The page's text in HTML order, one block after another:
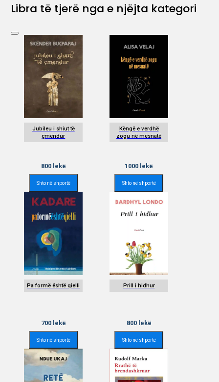
Libra të tjerë nga e njëjta kategori
Jubileu i shiut të
çmendur
800lekë
Shto në shportë
Këngë e verdhë
zogu në mesnatë
1000 lekë
Shto në shportë
Pa formë është qielli
700lekë
Shto në shportë
Prill i hidhur
800lekë
Shto në shportë